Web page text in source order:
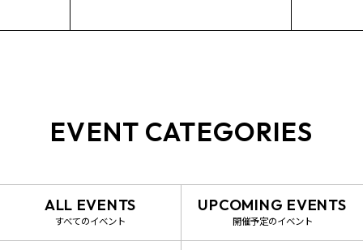
EVENT CATEGORIES
ALL EVENTS
すべてのイベント
UPCOMING EVENTS
開催予定のイベント